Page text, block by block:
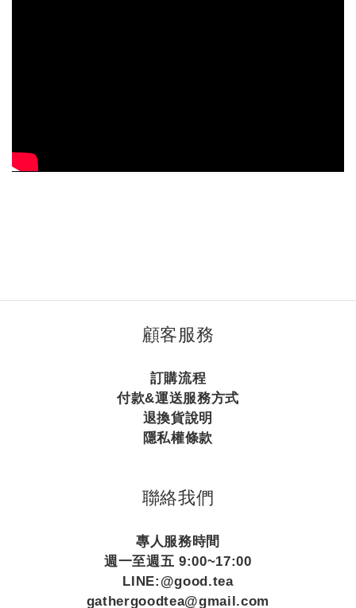
顧客服務
訂購流程
付款&運送服務方式
退換貨說明
隱私權條款
聯絡我們
專人服務時間
週一至週五 9:00~17:00
LINE:@good.tea
gathergoodtea@gmail.com